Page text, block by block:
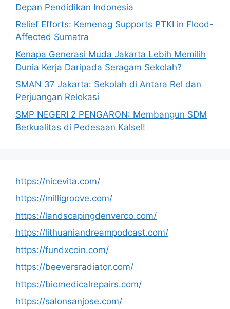
Depan Pendidikan Indonesia
Relief Efforts: Kemenag Supports PTKI in Flood-
Affected Sumatra
Kenapa Generasi Muda Jakarta Lebih Memilih
Dunia Kerja Daripada Seragam Sekolah?
SMAN 37 Jakarta: Sekolah di Antara Rel dan
Perjuangan Relokasi
SMP NEGERI 2 PENGARON: Membangun SDM
Berkualitas di Pedesaan Kalsel!
https://nicevita.com/
https://milligroove.com/
https://landscapingdenverco.com/
https://lithuaniandreampodcast.com/
https://fundxcoin.com/
https://beeversradiator.com/
https://biomedicalrepairs.com/
https://salonsanjose.com/